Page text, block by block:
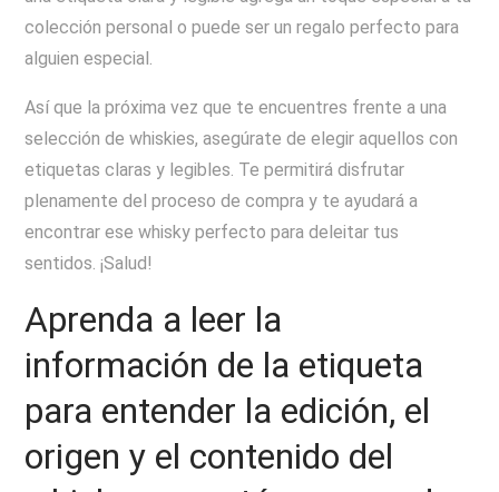
colección personal o puede ser un regalo perfecto para
alguien especial.
Así que la próxima vez que te encuentres frente a una
selección de whiskies, asegúrate de elegir aquellos con
etiquetas claras y legibles. Te permitirá disfrutar
plenamente del proceso de compra y te ayudará a
encontrar ese whisky perfecto para deleitar tus
sentidos. ¡Salud!
Aprenda a leer la
información de la etiqueta
para entender la edición, el
origen y el contenido del